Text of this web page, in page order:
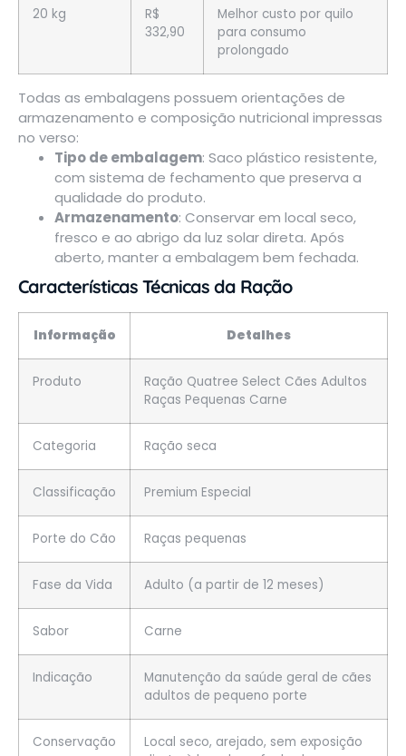
20 kg
R$
332,90
Melhor custo por quilo
para consumo
prolongado
Todas as embalagens possuem orientações de
armazenamento e composição nutricional impressas
no verso:
Tipo de embalagem: Saco plástico resistente,
com sistema de fechamento que preserva a
qualidade do produto.
Armazenamento: Conservar em local seco,
fresco e ao abrigo da luz solar direta. Após
aberto, manter a embalagem bem fechada.
Características Técnicas da Ração
Informação Detalhes
Produto
Ração Quatree Select Cães Adultos
Raças Pequenas Carne
Categoria Ração seca
Classificação Premium Especial
Porte do Cão Raças pequenas
Fase da Vida Adulto (a partir de 12 meses)
Sabor Carne
Indicação
Manutenção da saúde geral de cães
adultos de pequeno porte
Conservação
Local seco, arejado, sem exposição